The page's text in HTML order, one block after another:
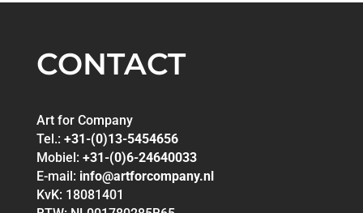
CONTACT
Art for Company
Tel.: +31-(0)13-5454656
Mobiel: +31-(0)6-24640033
E-mail: info@artforcompany.nl
KvK: 18081401